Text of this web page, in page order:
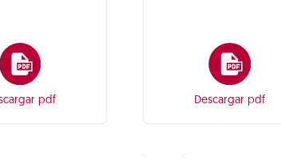
pdf Descargar pdf